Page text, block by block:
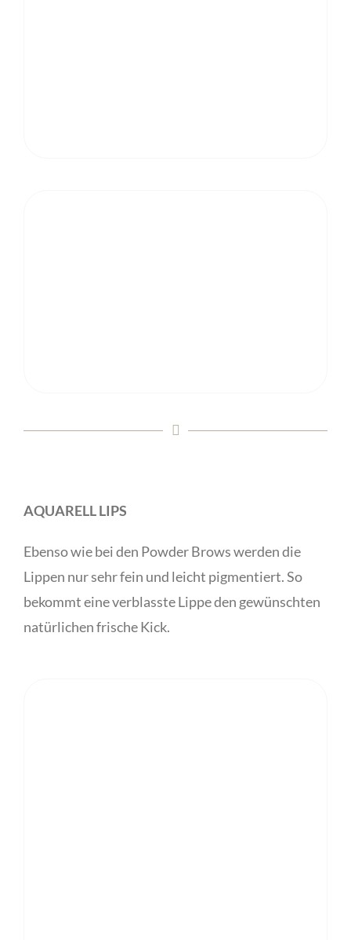
AQUARELL LIPS
Ebenso wie bei den Powder Brows werden die
Lippen nur sehr fein und leicht pigmentiert. So
bekommt eine verblasste Lippe den gewünschten
natürlichen frische Kick.